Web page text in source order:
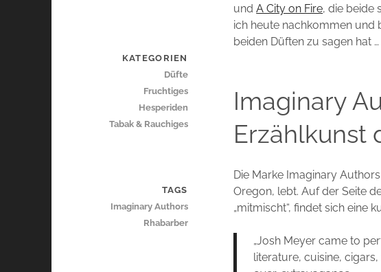
undA City on Fire, die beide
ich heute nachkommen und
beiden Düften zu sagen hat …
Imaginary
Erzählkunst
Die Marke Imaginary
Oregon, lebt. Auf der Seite
„mitmischt“, findet sich eine
„Josh Meyer came to
literature, cuisine,
KATEGORIEN
Düfte
Fruchtiges
Hesperiden
Tabak & Rauchiges
TAGS
Imaginary Authors
Rhabarber